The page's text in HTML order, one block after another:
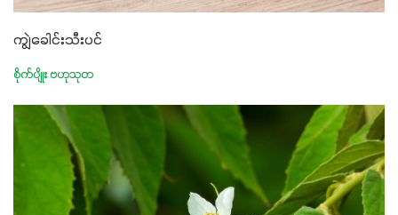
ကျွဲခေါင်းသီးပင်
စိုက်ပျိုး ဗဟုသုတ